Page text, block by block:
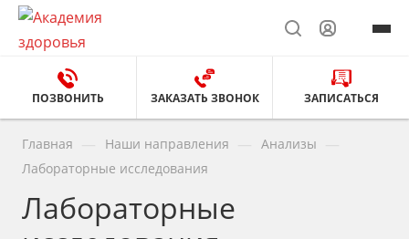
ПОЗВОНИТЬ ЗАКАЗАТЬ ЗВОНОК ЗАПИСАТЬСЯ
Главная Наши направления Анализы
Лабораторные исследования
Лабораторные